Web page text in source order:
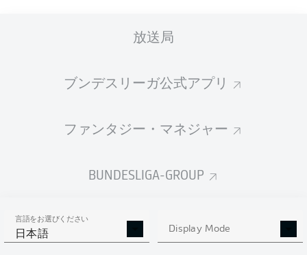
放送局
ブンデスリーガ公式アプリ
ファンタジー・マネジャー
BUNDESLIGA-GROUP
言語をお選びください
日本語 Display Mode
2.97
0.92
0
502 415
87 % 成功率 79 %